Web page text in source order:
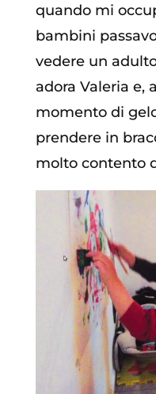
quando mi
bambini
vedere un
adora Valeria e,
momento di
prendere in
molto contento